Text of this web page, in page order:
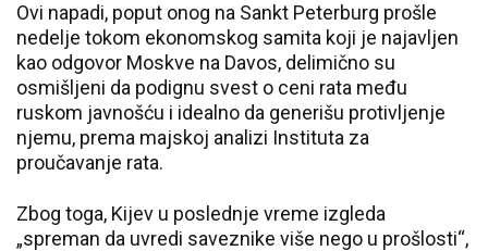
Ovi napadi, poput onog na Sankt Peterburg prošle
nedelje tokom ekonomskog samita koji je najavljen
kao odgovor Moskve na Davos, delimično su
osmišljeni da podignu svest o ceni rata među
ruskom javnošću i idealno da generišu protivljenje
njemu, prema majskoj analizi Instituta za
proučavanje rata.
Zbog toga, Kijev u poslednje vreme izgleda
„spreman da uvredi saveznike više nego u prošlosti“,